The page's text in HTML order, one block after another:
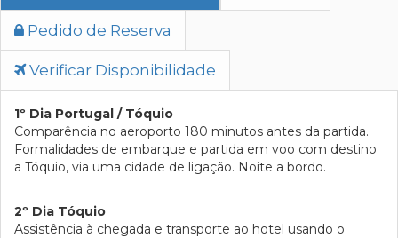
Pedido de Reserva
Verificar Disponibilidade
1º Dia Portugal / Tóquio
Comparência no aeroporto 180 minutos antes da partida.
Formalidades de embarque e partida em voo com destino
a Tóquio, via uma cidade de ligação. Noite a bordo.
2º Dia Tóquio
Assistência à chegada e transporte ao hotel usando o